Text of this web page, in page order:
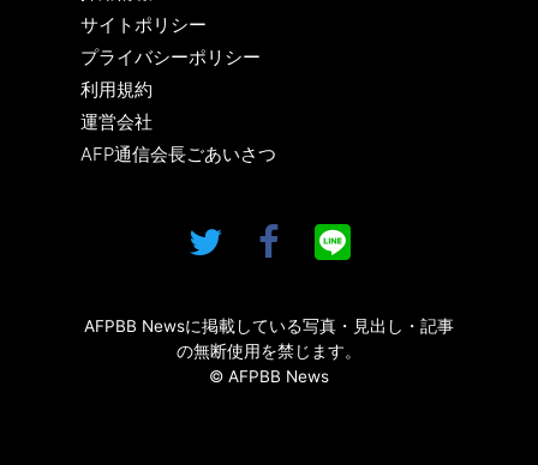
サイトポリシー
プライバシーポリシー
利用規約
運営会社
AFP通信会長ごあいさつ
AFPBB Newsに掲載している写真・見出し・記事
の無断使用を禁じます。
© AFPBB News